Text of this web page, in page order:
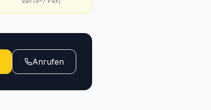
Anrufen